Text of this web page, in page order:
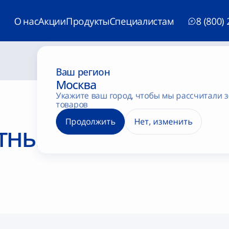
О насАкцииПродуктыСпециалистам 8 (800)
Ваш регион
Москва
Укажите ваш город, чтобы мы рассчитали
товаров
Продолжить
Нет, изменить
линзах